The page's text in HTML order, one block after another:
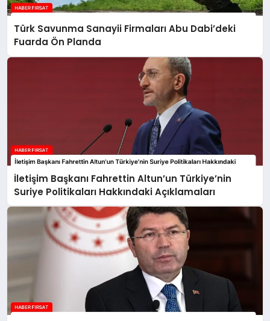
Türk Savunma Sanayii Firmaları Abu Dabi’deki
Fuarda Ön Planda
İletişim Başkanı Fahrettin Altun’un Türkiye’nin
Suriye Politikaları Hakkındaki Açıklamaları